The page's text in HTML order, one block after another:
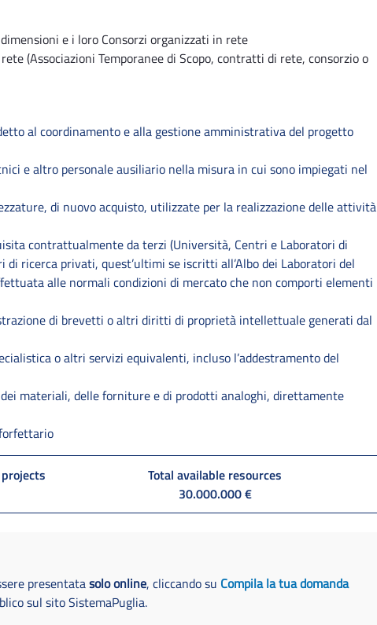
e i loro Consorzi organizzati in rete
(Associazioni Temporanee di Scopo, contratti di rete, consorzio o
al coordinamento e alla gestione amministrativa del progetto
e altro personale ausiliario nella misura in cui sono impiegati nel
di nuovo acquisto, utilizzate per la realizzazione delle attività
contrattualmente da terzi (Università, Centri e Laboratori di
di ricerca privati, quest’ultimi se iscritti all’Albo dei Laboratori del
alle normali condizioni di mercato che non comporti elementi
di brevetti o altri diritti di proprietà intellettuale generati dal
o altri servizi equivalenti, incluso l’addestramento del
materiali, delle forniture e di prodotti analoghi, direttamente
Total available resources
30.000.000 €
presentatasolo online, cliccando su Compila la tua domanda
sul sito SistemaPuglia.